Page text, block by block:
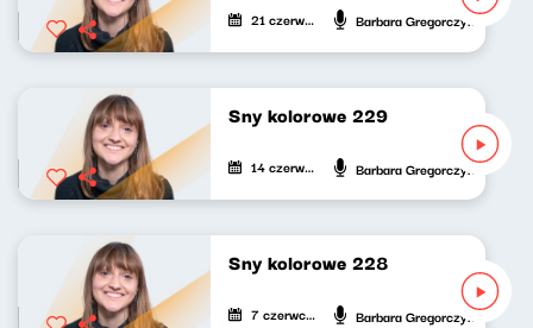
21 czerwca 2025 Barbara Gregorczyk
Sny kolorowe 229
14 czerwca 2025 Barbara Gregorczyk
Sny kolorowe 228
7 czerwca 2025 Barbara Gregorczyk